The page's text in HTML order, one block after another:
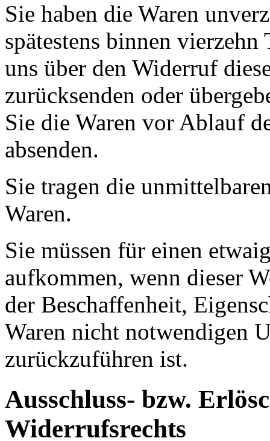
Sie haben die Waren
spätestens binnen vierzehn
uns über den Widerruf
zurücksenden oder
Sie die Waren vor Ablauf
absenden.
Sie tragen die
Waren.
Sie müssen für einen
aufkommen, wenn dieser
der Beschaffenheit,
Waren nicht notwendigen
zurückzuführen ist.
Ausschluss- bzw.
Widerrufsrechts